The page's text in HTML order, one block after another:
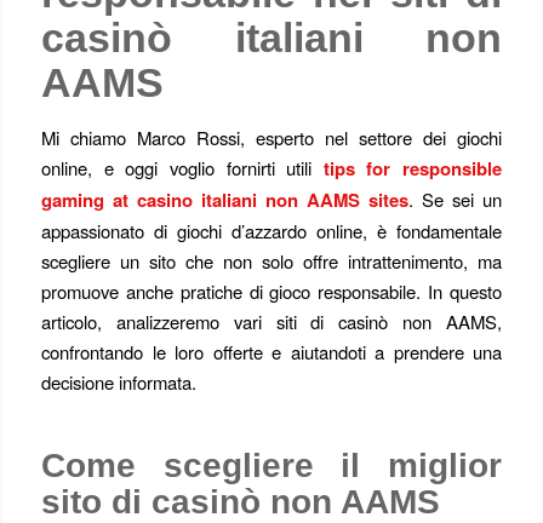
casinò italiani non
AAMS
Mi chiamo Marco Rossi, esperto nel settore dei giochi
online, e oggi voglio fornirti utili tips for responsible
gaming at casino italiani non AAMS sites. Se sei un
appassionato di giochi d’azzardo online, è fondamentale
scegliere un sito che non solo offre intrattenimento, ma
promuove anche pratiche di gioco responsabile. In questo
articolo, analizzeremo vari siti di casinò non AAMS,
confrontando le loro offerte e aiutandoti a prendere una
decisione informata.
Come scegliere il miglior
sito di casinò non AAMS